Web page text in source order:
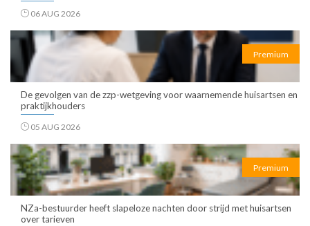
06 AUG 2026
Premium
De gevolgen van de zzp-wetgeving voor waarnemende huisartsen en
praktijkhouders
05 AUG 2026
Premium
NZa-bestuurder heeft slapeloze nachten door strijd met huisartsen
over tarieven